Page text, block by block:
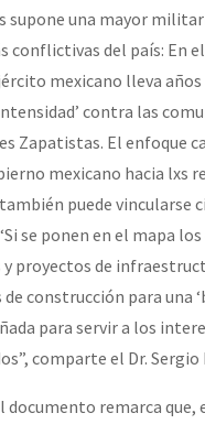
supone una mayor
conflictivas del país: En
mexicano lleva
contra las
Zapatistas. El enfoque
mexicano hacia lxs
puede vincularse
se ponen en el mapa
proyectos de
construcción para una
para servir a los
comparte el Dr.
documento remarca que,